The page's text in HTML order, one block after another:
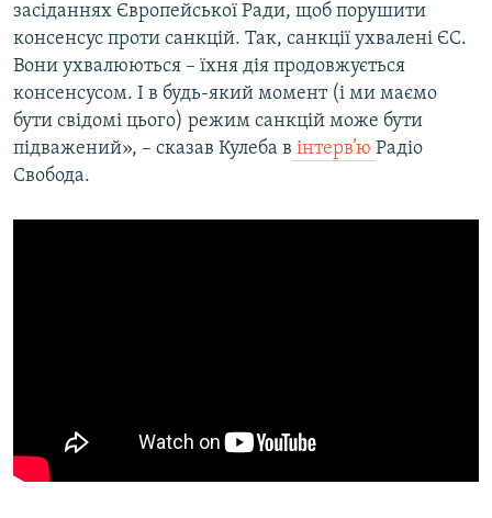
засіданнях Європейської Ради, щоб порушити
консенсус проти санкцій. Так, санкції ухвалені ЄС.
Вони ухвалюються – їхня дія продовжується
консенсусом. І в будь-який момент (і ми маємо
бути свідомі цього) режим санкцій може бути
підважений», – сказав Кулеба в інтерв’ю Радіо
Свобода.